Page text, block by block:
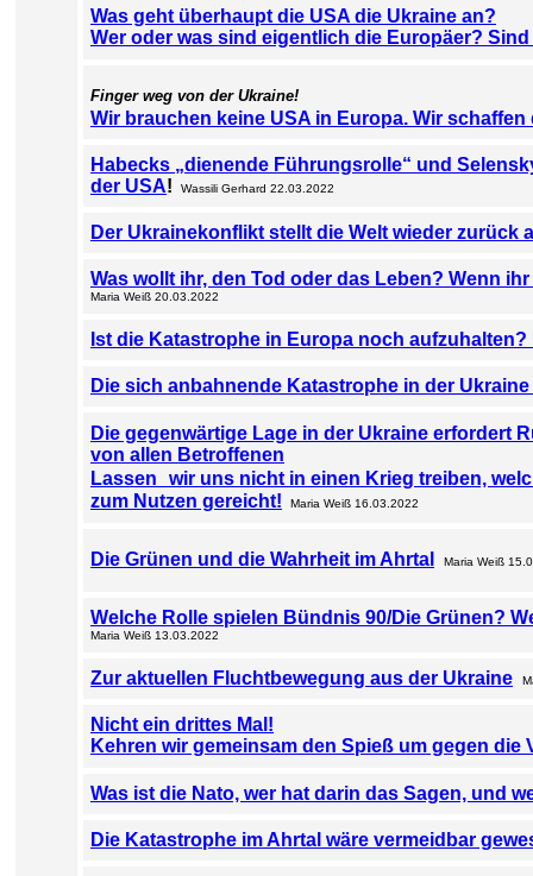
Was geht überhaupt die USA die Ukraine an?
Wer oder was sind eigentlich die Europäer?
Finger weg von der Ukraine!
Wir brauchen keine USA in Europa. Wir
Habecks „dienende Führungsrolle“ und
der USA! Wassili Gerhard 22.03.2022
Der Ukrainekonflikt stellt die Welt wieder zurück
Was wollt ihr, den Tod oder das Leben? Wenn
Maria Weiß 20.03.2022
Ist die Katastrophe in Europa noch
Die sich anbahnende Katastrophe in der
Die gegenwärtige Lage in der Ukraine erfordert
von allen Betroffenen
Lassen
wir uns nicht in einen Krieg treiben,
zum Nutzen gereicht!
Maria Weiß 16.03.2022
Die Grünen und die Wahrheit im Ahrtal Maria Weiß
Welche Rolle spielen Bündnis 90/Die Grünen?
Maria Weiß 13.03.2022
Zur aktuellen Fluchtbewegung aus der Ukraine
Nicht ein drittes Mal!
Kehren wir gemeinsam den Spieß um gegen die
Was ist die Nato, wer hat darin das Sagen, und
Die Katastrophe im Ahrtal wäre vermeidbar